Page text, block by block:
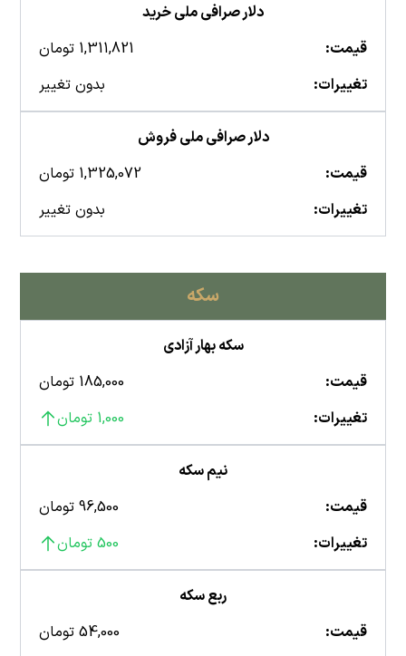
دلار صرافی ملی خرید
قیمت:
1,311,821 تومان
تغییرات:
بدون تغییر
دلار صرافی ملی فروش
قیمت:
1,325,072 تومان
تغییرات:
بدون تغییر
سکه
سکه بهار آزادی
قیمت:
185,000 تومان
تغییرات:
1,000 تومان
نیم سکه
قیمت:
96,500 تومان
تغییرات:
500 تومان
ربع سکه
قیمت:
54,000 تومان